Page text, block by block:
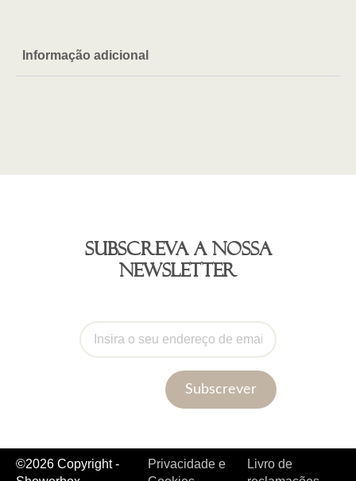
Informação adicional
Subscreva a nossa
newsletter
Subscrever
©2026 Copyright -
Privacidade e
Livro de